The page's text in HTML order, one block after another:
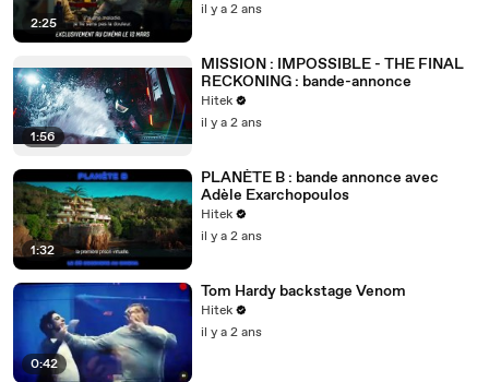
2:25
il y a 2 ans
1:56
MISSION : IMPOSSIBLE - THE FINAL
RECKONING : bande-annonce
Hitek
il y a 2 ans
1:32
PLANÈTE B : bande annonce avec
Adèle Exarchopoulos
Hitek
il y a 2 ans
0:42
Tom Hardy backstage Venom
Hitek
il y a 2 ans